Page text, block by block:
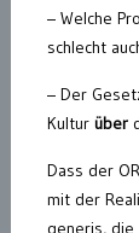
– Welche
schlecht
– Der
Kultur über
Dass der
mit der
generis, die